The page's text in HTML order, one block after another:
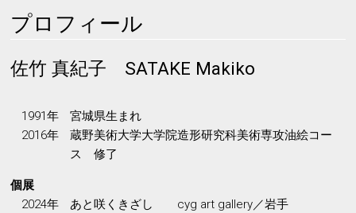
プロフィール
佐竹 真紀子 SATAKE Makiko
1991年
宮城県生まれ
2016年
蔵野美術大学大学院造形研究科美術専攻油絵コー
ス 修了
個展
2024年
あと咲くきざし cyg art gallery／岩手